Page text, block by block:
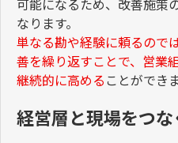
可能になるため、改善施策
なります。
単なる勘や経験に頼るので
善を繰り返すことで、営業
継続的に高める ことができ
経営層と現場をつ